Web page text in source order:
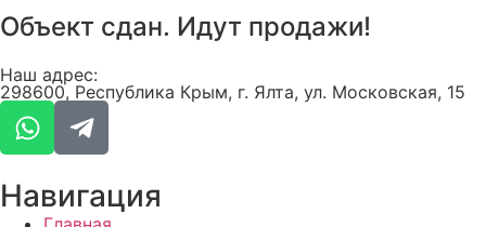
Объект сдан. Идут продажи!
Наш адрес:
298600, Республика Крым, г. Ялта, ул. Московская, 15
Навигация